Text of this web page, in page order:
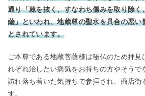
通り「棘を抜く、すなわち傷みを取り除く
薩」といわれ、地蔵尊の聖水を具合の悪い
とされています。
ご本尊である地蔵菩薩様は秘仏のため拝見
れぞれ治したい病気をお持ちの方やそうで
訪れ落ち着いた気持ちで参拝され、商店街
す。